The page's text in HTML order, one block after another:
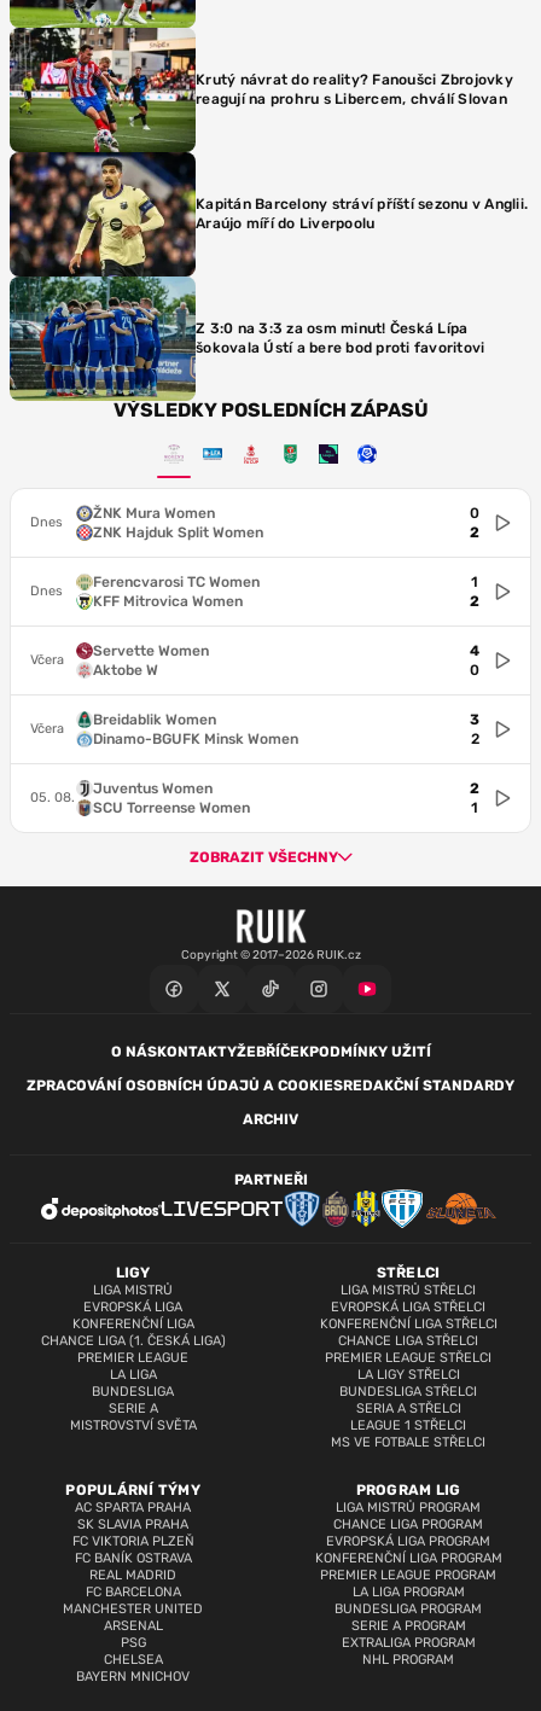
Krutý návrat do reality? Fanoušci Zbrojovky
reagují na prohru s Libercem, chválí Slovan
Kapitán Barcelony stráví příští sezonu v Anglii.
Araújo míří do Liverpoolu
Z 3:0 na 3:3 za osm minut! Česká Lípa
šokovala Ústí a bere bod proti favoritovi
VÝSLEDKY POSLEDNÍCH ZÁPASŮ
Dnes
ŽNK Mura Women
ZNK Hajduk Split Women
0
2
Dnes
Ferencvarosi TC Women
KFF Mitrovica Women
1
2
Včera
Servette Women
Aktobe W
4
0
Včera
Breidablik Women
Dinamo-BGUFK Minsk Women
3
2
05. 08.
Juventus Women
SCU Torreense Women
2
1
ZOBRAZIT VŠECHNY
Copyright © 2017–2026 RUIK.cz
O NÁSKONTAKTYŽEBŘÍČEKPODMÍNKY UŽITÍ
ZPRACOVÁNÍ OSOBNÍCH ÚDAJŮ A COOKIESREDAKČNÍ STANDARDY
ARCHIV
LIGY
LIGA MISTRŮ
EVROPSKÁ LIGA
KONFERENČNÍ LIGA
CHANCE LIGA (1. ČESKÁ LIGA)
PREMIER LEAGUE
LA LIGA
BUNDESLIGA
SERIE A
MISTROVSTVÍ SVĚTA
STŘELCI
LIGA MISTRŮ STŘELCI
EVROPSKÁ LIGA STŘELCI
KONFERENČNÍ LIGA STŘELCI
CHANCE LIGA STŘELCI
PREMIER LEAGUE STŘELCI
LA LIGY STŘELCI
BUNDESLIGA STŘELCI
SERIA A STŘELCI
LEAGUE 1 STŘELCI
MS VE FOTBALE STŘELCI
POPULÁRNÍ TÝMY
AC SPARTA PRAHA
SK SLAVIA PRAHA
FC VIKTORIA PLZEŇ
FC BANÍK OSTRAVA
REAL MADRID
FC BARCELONA
MANCHESTER UNITED
ARSENAL
PSG
CHELSEA
BAYERN MNICHOV
PROGRAM LIG
LIGA MISTRŮ PROGRAM
CHANCE LIGA PROGRAM
EVROPSKÁ LIGA PROGRAM
KONFERENČNÍ LIGA PROGRAM
PREMIER LEAGUE PROGRAM
LA LIGA PROGRAM
BUNDESLIGA PROGRAM
SERIE A PROGRAM
EXTRALIGA PROGRAM
NHL PROGRAM
PARTNEŘI